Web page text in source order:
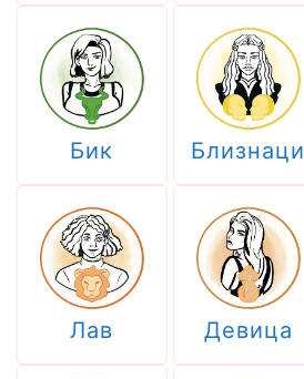
Бик Близнаци
Лав Девица